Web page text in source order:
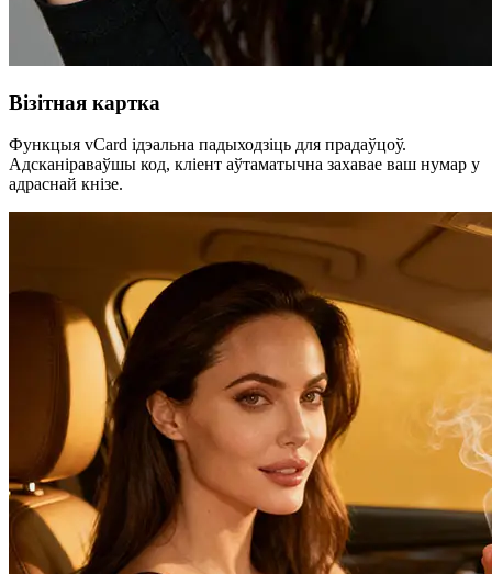
Візітная картка
Функцыя vCard ідэальна падыходзіць для прадаўцоў.
Адсканіраваўшы код, кліент аўтаматычна захавае ваш нумар у
адраснай кнізе.